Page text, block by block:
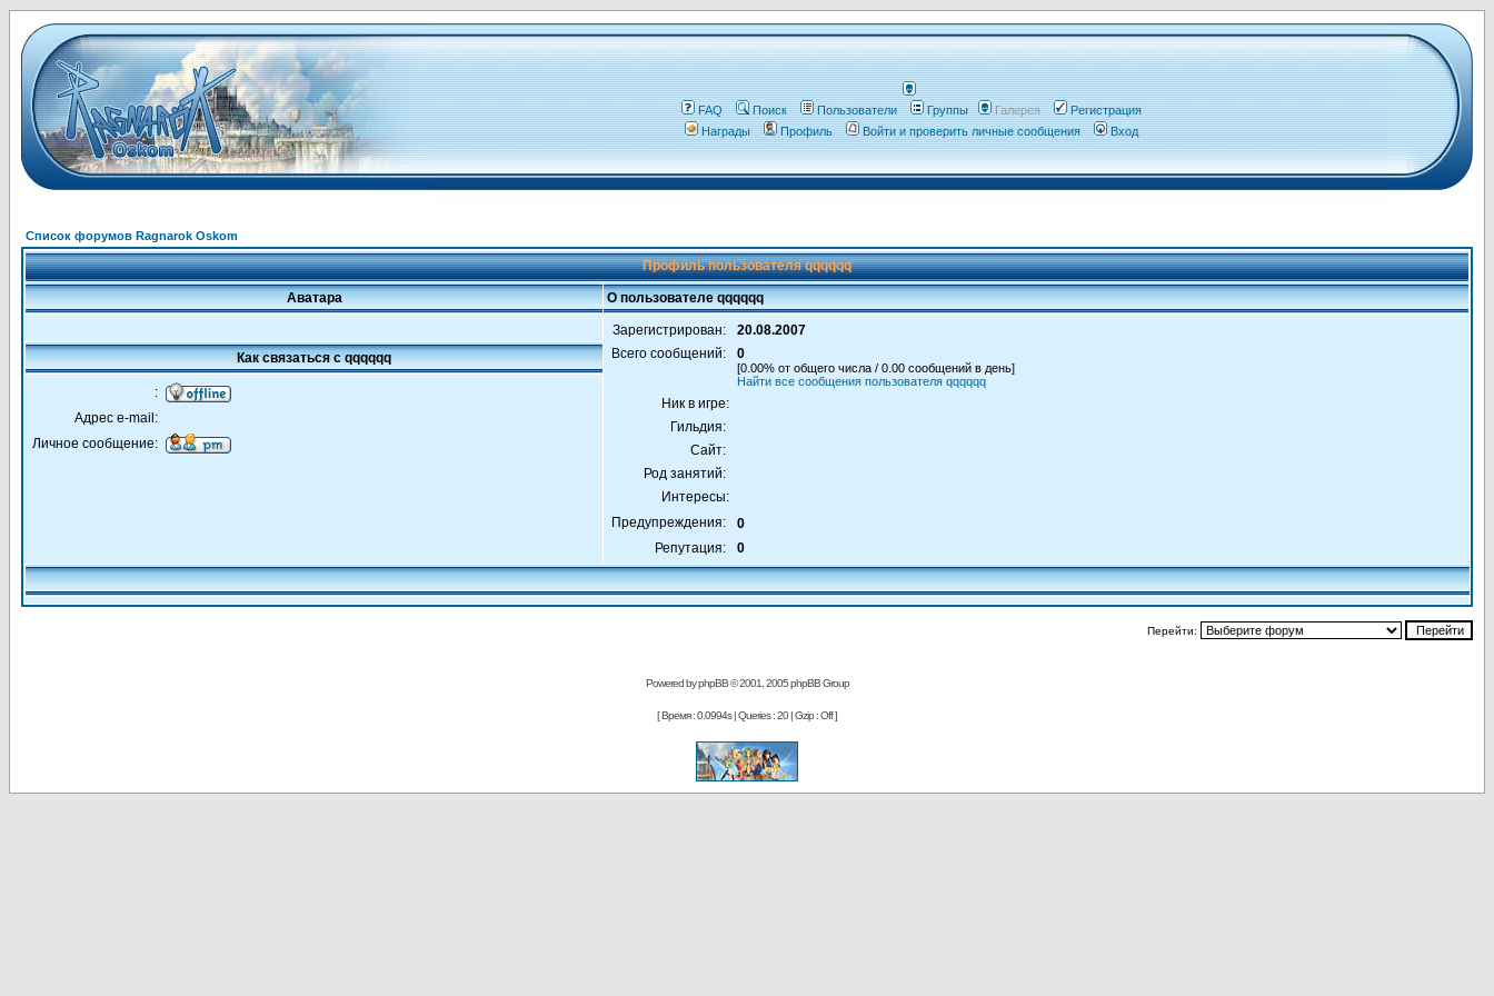
FAQ Поиск Пользователи Группы Галерея
Регистрация
Награды
Профиль Войти и проверить личные сообщения Вход
Список форумов Ragnarok Oskom
Профиль пользователя qqqqqq
Аватара О пользователе qqqqqq
Зарегистрирован:
20.08.2007
Всего сообщений:
0
[0.00% от общего числа / 0.00 сообщений в день]
Найти все сообщения пользователя qqqqqq
Ник в игре:
Гильдия:
Сайт:
Род занятий:
Интересы:
Предупреждения:
0
Репутация:
0
Как связаться с qqqqqq
:
Адрес e-mail:
Личное сообщение:
Перейти:
Powered byphpBB© 2001, 2005 phpBB Group
[ Время : 0.0994s | Queries : 20 | Gzip : Off ]